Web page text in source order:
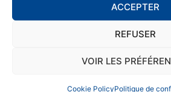
ACCEPTER
REFUSER
VOIR LES
Cookie PolicyPolitique de